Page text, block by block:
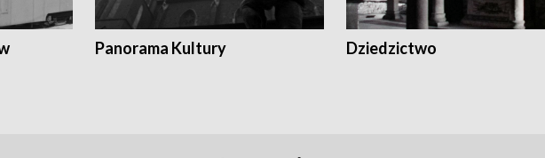
Panorama Kultury Dziedzictwo